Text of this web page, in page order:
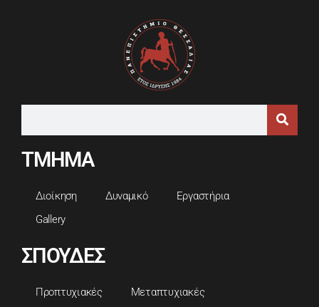
ΤΜΗΜΑ
Διοίκηση Δυναμικό
Εργαστήρια
Gallery
ΣΠΟΥΔΕΣ
Προπτυχιακές
Μεταπτυχιακές